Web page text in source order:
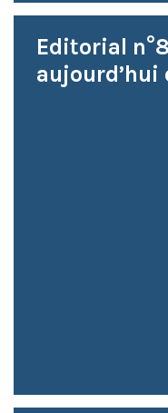
Editorial
aujourd’hui